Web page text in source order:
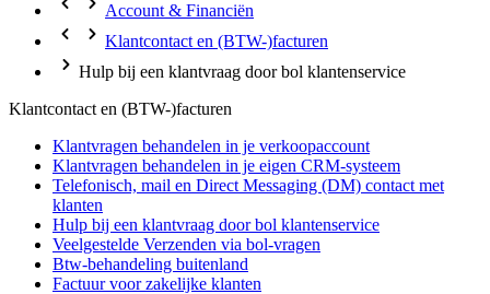
Account & Financiën
Klantcontact en (BTW-)facturen
Hulp bij een klantvraag door bol klantenservice
Klantcontact en (BTW-)facturen
Klantvragen behandelen in je verkoopaccount
Klantvragen behandelen in je eigen CRM-systeem
Telefonisch, mail en Direct Messaging (DM) contact met
klanten
Hulp bij een klantvraag door bol klantenservice
Veelgestelde Verzenden via bol-vragen
Btw-behandeling buitenland
Factuur voor zakelijke klanten